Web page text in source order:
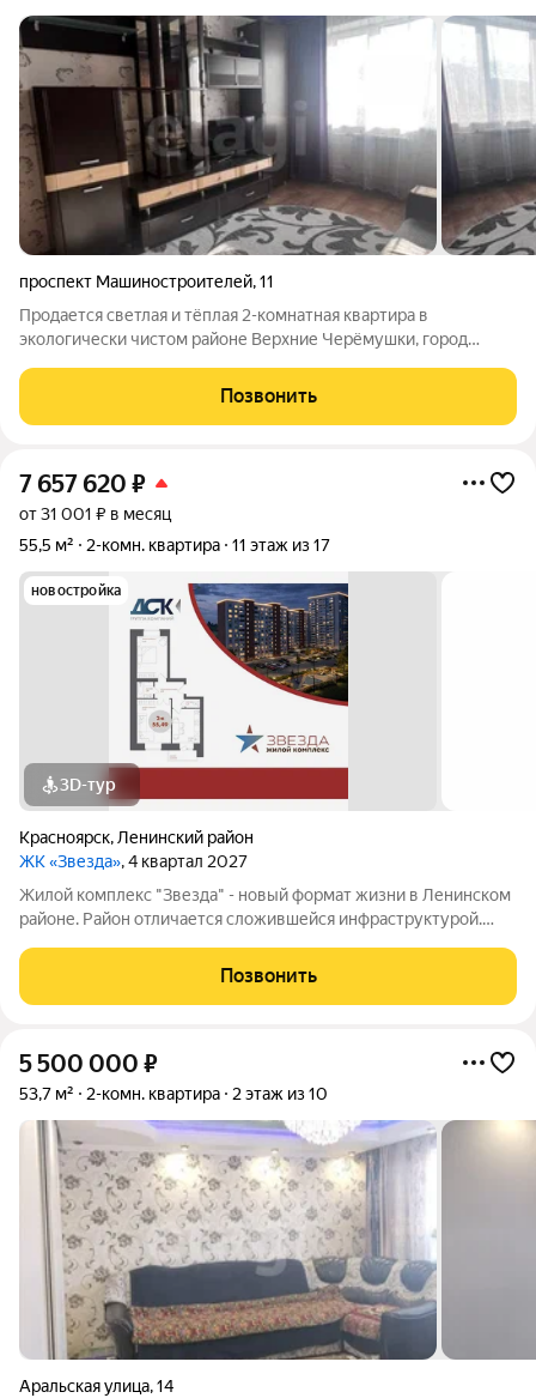
проспект Машиностроителей,11
Продается светлая и тёплая 2-комнатная квартира в
экологически чистом районе Верхние Черёмушки, город
этажного панельного дома. - Просторная и удобная
планировка: две раздельные комнаты,
Позвонить
7 657 620 ₽
от 31 001 ₽ в месяц
55,5 м²
2-комн. квартира 11 этаж из 17
новостройка
3D-тур
Красноярск, Ленинский район
ЖК «Звезда», 4 квартал 2027
Жилой комплекс "Звезда" - новый формат жизни в Ленинском
районе. Район отличается сложившейся инфраструктурой.
большой парк с одноименным названием. Развита
транспортная и дорожная сети. Есть
Позвонить
5 500 000 ₽
53,7 м² 2-комн. квартира 2 этаж из 10
Аральская улица,14